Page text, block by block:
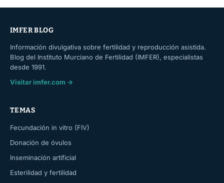
IMFER BLOG
Información divulgativa sobre fertilidad y reproducción asistida.
Blog del Instituto Murciano de Fertilidad (IMFER), especialistas
desde 1991.
Visitar imfer.com →
TEMAS
Fecundación in vitro (FIV)
Donación de óvulos
Inseminación artificial
Esterilidad y fertilidad